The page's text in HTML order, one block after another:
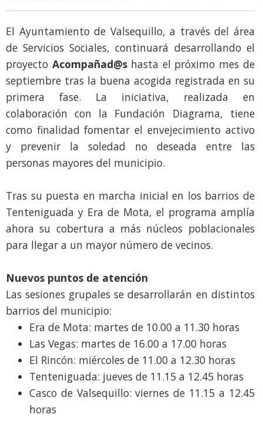
El Ayuntamiento de Valsequillo, a través del área
de Servicios Sociales, continuará desarrollando el
proyecto Acompañad@shasta el próximo mes de
septiembre tras la buena acogida registrada en su
primera fase. La iniciativa, realizada en
colaboración con la Fundación Diagrama, tiene
como finalidad fomentar el envejecimiento activo
y prevenir la soledad no deseada entre las
personas mayores del municipio.
Tras su puesta en marcha inicial en los barrios de
Tenteniguada y Era de Mota, el programa amplía
ahora su cobertura a más núcleos poblacionales
para llegar a un mayor número de vecinos.
Nuevos puntos de atención
Las sesiones grupales se desarrollarán en distintos
barrios del municipio:
Era de Mota: martes de 10.00 a 11.30 horas
Las Vegas: martes de 16.00 a 17.00 horas
El Rincón: miércoles de 11.00 a 12.30 horas
Tenteniguada: jueves de 11.15 a 12.45 horas
Casco de Valsequillo: viernes de 11.15 a 12.45
horas